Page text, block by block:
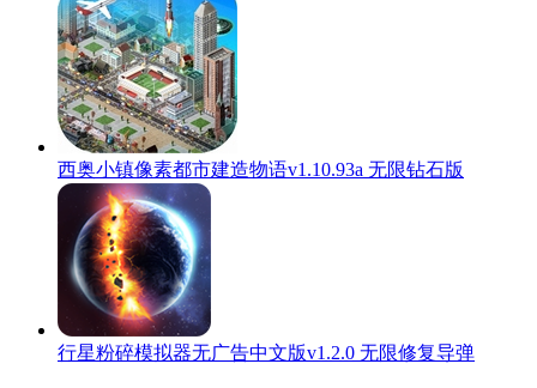
西奥小镇像素都市建造物语v1.10.93a 无限钻石版
行星粉碎模拟器无广告中文版v1.2.0 无限修复导弹